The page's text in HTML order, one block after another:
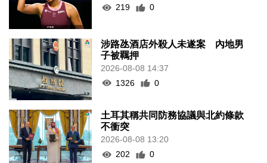
219
0
涉路氹酒店外殺人未遂案 內地男
子被羈押
2026-08-08 14:37
1326
0
土耳其稱共同防務協議與北約條款
不衝突
2026-08-08 13:20
202
0